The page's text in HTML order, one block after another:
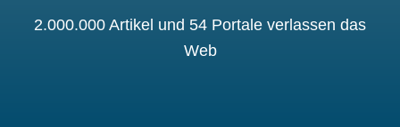
2.000.000 Artikel und 54 Portale verlassen das
Web